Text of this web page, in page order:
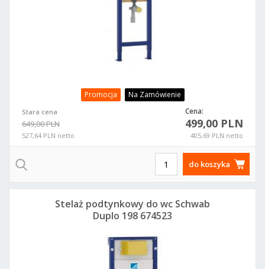
Promocja Na Zamówienie
Stara cena
649,00 PLN
527,64 PLN netto
Cena:
499,00 PLN
405,69 PLN netto
do koszyka
Stelaż podtynkowy do wc Schwab
Duplo 198 674523